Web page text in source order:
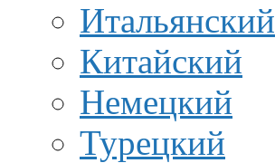
Итальянский
Китайский
Немецкий
Турецкий